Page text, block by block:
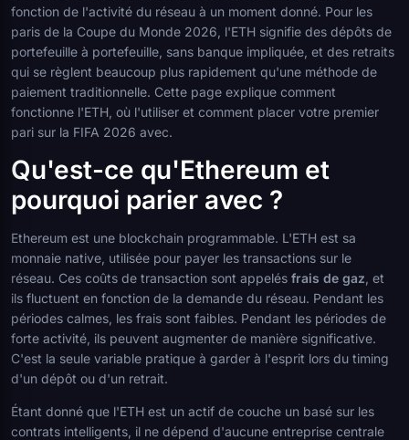
fonction de l'activité du réseau à un moment donné. Pour les
paris de la Coupe du Monde 2026, l'ETH signifie des dépôts de
portefeuille à portefeuille, sans banque impliquée, et des retraits
qui se règlent beaucoup plus rapidement qu'une méthode de
paiement traditionnelle. Cette page explique comment
fonctionne l'ETH, où l'utiliser et comment placer votre premier
pari sur la FIFA 2026 avec.
Qu'est-ce qu'Ethereum et
pourquoi parier avec ?
Ethereum est une blockchain programmable. L'ETH est sa
monnaie native, utilisée pour payer les transactions sur le
réseau. Ces coûts de transaction sont appelés frais de gaz , et
ils fluctuent en fonction de la demande du réseau. Pendant les
périodes calmes, les frais sont faibles. Pendant les périodes de
forte activité, ils peuvent augmenter de manière significative.
C'est la seule variable pratique à garder à l'esprit lors du timing
d'un dépôt ou d'un retrait.
Étant donné que l'ETH est un actif de couche un basé sur les
contrats intelligents, il ne dépend d'aucune entreprise centrale